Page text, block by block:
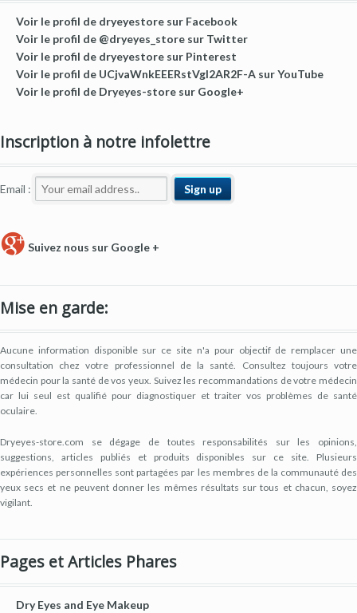
Voir le profil de dryeyestore sur Facebook
Voir le profil de @dryeyes_store sur Twitter
Voir le profil de dryeyestore sur Pinterest
Voir le profil de UCjvaWnkEEERstVgI2AR2F-A sur YouTube
Voir le profil de Dryeyes-store sur Google+
Inscription à notre infolettre
Email :
Suivez nous sur Google +
Mise en garde:
Aucune information disponible sur ce site n'a pour objectif de remplacer une
consultation chez votre professionnel de la santé. Consultez toujours votre
médecin pour la santé de vos yeux. Suivez les recommandations de votre médecin
car lui seul est qualifié pour diagnostiquer et traiter vos problèmes de santé
oculaire.
Dryeyes-store.com se dégage de toutes responsabilités sur les opinions,
suggestions, articles publiés et produits disponibles sur ce site. Plusieurs
expériences personnelles sont partagées par les membres de la communauté des
yeux secs et ne peuvent donner les mêmes résultats sur tous et chacun, soyez
vigilant.
Pages et Articles Phares
Dry Eyes and Eye Makeup